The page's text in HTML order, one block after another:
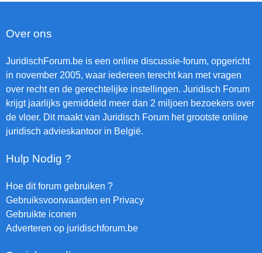
Over ons
JuridischForum.be is een online discussie-forum, opgericht
in november 2005, waar iedereen terecht kan met vragen
over recht en de gerechtelijke instellingen. Juridisch Forum
krijgt jaarlijks gemiddeld meer dan 2 miljoen bezoekers over
de vloer. Dit maakt van Juridisch Forum het grootste online
juridisch advieskantoor in België.
Hulp Nodig ?
Hoe dit forum gebruiken ?
Gebruiksvoorwaarden en Privacy
Gebruikte iconen
Adverteren op juridischforum.be